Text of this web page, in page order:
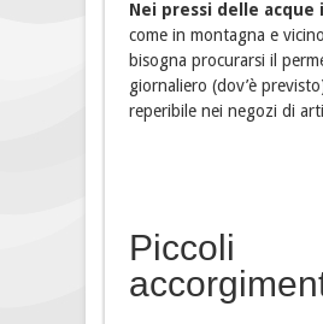
Nei pressi delle acque
come in montagna e
bisogna procurarsi il
giornaliero (dov’è
reperibile nei negozi di
Piccoli